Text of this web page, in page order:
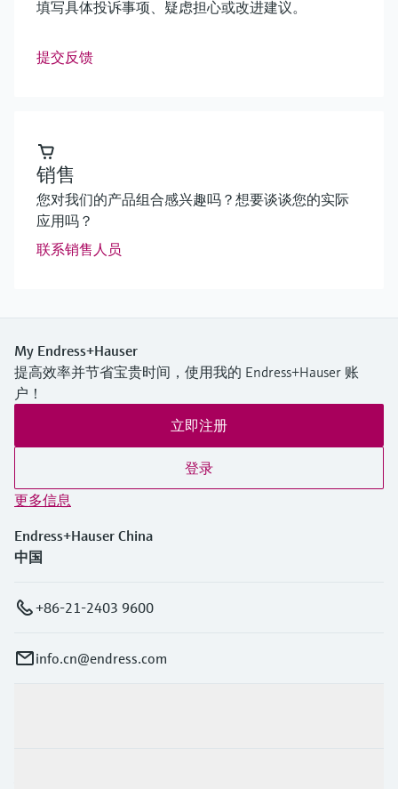
填写具体投诉事项、疑虑担心或改进建议。
提交反馈
销售
您对我们的产品组合感兴趣吗？想要谈谈您的实际
应用吗？
联系销售人员
My Endress+Hauser
提高效率并节省宝贵时间，使用我的 Endress+Hauser 账
户！
立即注册
登录
更多信息
Endress+Hauser China
中国
+86-21-2403 9600
info.cn@endress.com